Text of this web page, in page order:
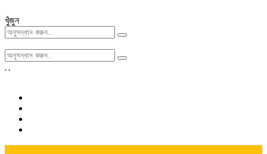
খুঁজুন
, ,